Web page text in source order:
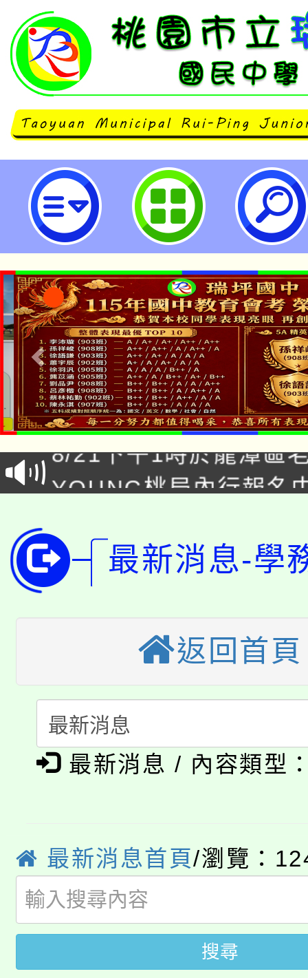
轉知教育部國民及學前教育署函轉
份有限公司112年反毒桌遊增能研
請查照。-桃園市立瑞坪國民中學
「本色祭」8/29、30在
場熱烈登場!
徵才活動。
YOUNG桃局內行報名
開!
115年桃園市運動會8/
田徑場及游泳池舉行。
桃園市低收入戶享有免
視費優惠，中低收入戶
半價優惠，詳情可洽有
者。
大園自造教育及科技中
份教師增能研習
大溪自造教育及科技
份教師研習
淨零綠生活教案入校路
會
115年食農教育專業人
程
「本色祭」8/29、30在
局官網。
8月14至27日，桃園電
開!
115年桃園市運動會8/
田徑場及游泳池舉行。
桃園市低收入戶享有免
視費優惠，中低收入戶
大園自造教育及科技
最新消息-學
返回首頁
最新消息 / 內容類型
最新消息首頁/瀏覽：
搜尋